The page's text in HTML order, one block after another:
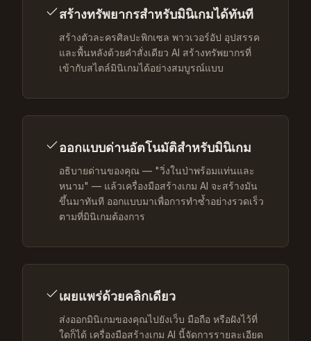
สร้างทรัพยากรสำหรับมินิเกมได้ทันที
สร้างตัวละครศิลปะพิกเซล พาวเวอร์อัป อุปสรรค
และพื้นหลังด้วยคำสั่งเดียว AI สร้างทรัพยากรที่
เข้ากับสไตล์มินิเกมได้อย่างสมบูรณ์แบบ
ออกแบบด่านอัตโนมัติสำหรับมินิเกม
อธิบายด่านของคุณ — "วิ่งในป่าพร้อมแท่นและ
หนาม" — แล้วเครื่องมือสร้างเกม AI จะสร้างมัน
ขึ้นมาทันที ออกแบบมาเพื่อการทำซ้ำอย่างรวดเร็ว
ตามที่มินิเกมต้องการ
เผยแพร่ด้วยคลิกเดียว
ส่งออกมินิเกมของคุณไปยังเว็บ มือถือ หรือฝังไว้ที่
ใดก็ได้ เครื่องมือสร้างเกม AI นี้จัดการรายละเอียด